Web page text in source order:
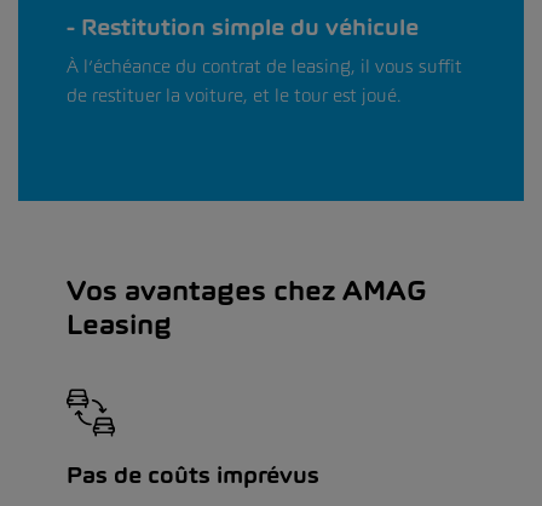
Restitution simple du véhicule
À l’échéance du contrat de leasing, il vous suffit
de restituer la voiture, et le tour est joué.
Vos avantages chez AMAG
Leasing
Pas de coûts imprévus